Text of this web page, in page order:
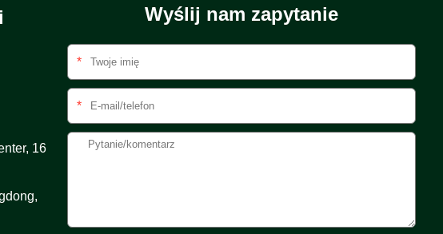
16
Wyślij nam zapytanie
*
*